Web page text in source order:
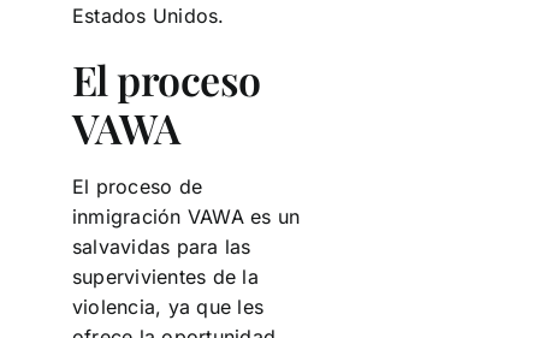
Estados Unidos.
El proceso
VAWA
El proceso de
inmigración VAWA es un
salvavidas para las
supervivientes de la
violencia, ya que les